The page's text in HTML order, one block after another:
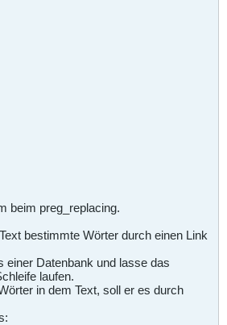
beim preg_replacing.
bestimmte Wörter durch einen Link
einer Datenbank und lasse das
laufen.
in dem Text, soll er es durch